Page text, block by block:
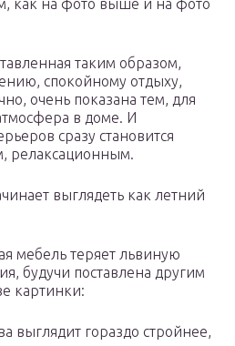
как на фото выше и на фото
таким образом,
спокойному отдыху,
очень показана тем, для
в доме. И
сразу становится
релаксационным.
выглядеть как летний
мебель теряет львиную
будучи поставлена другим
картинки:
выглядит гораздо стройнее,